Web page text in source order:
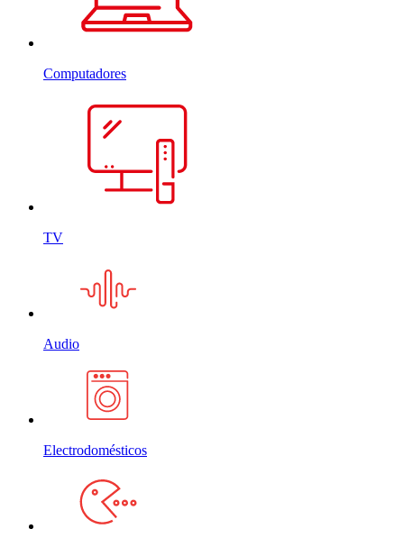
Computadores
TV
Audio
Electrodomésticos